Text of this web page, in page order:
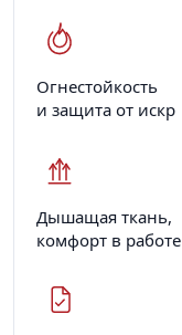
Огнестойкость
и защита от искр
Дышащая ткань,
комфорт в работе